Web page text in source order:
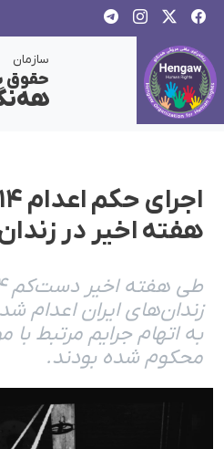
سازمان
حقوق
هفته اخیر در
به اتهام جرایم مرتبط با
محکوم شده‌ بودند.